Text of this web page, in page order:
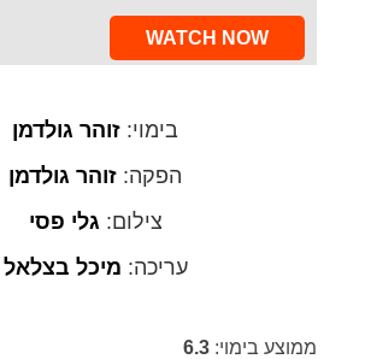
WATCH NOW
בימוי: זוהר גולדמן
הפקה: זוהר גולדמן
צילום: גלי פסי
עריכה: מיכל בצלאל
ממוצע בימוי: 6.3